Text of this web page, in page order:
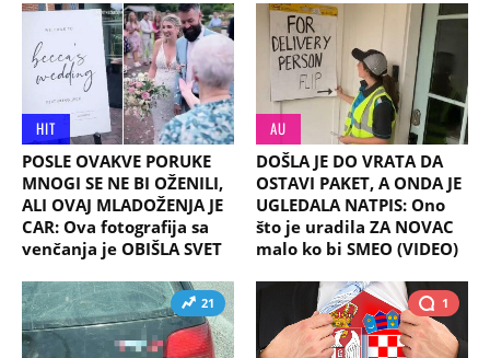
HIT
POSLE OVAKVE PORUKE
MNOGI SE NE BI OŽENILI,
ALI OVAJ MLADOŽENJA JE
CAR: Ova fotografija sa
venčanja je OBIŠLA SVET
AU
DOŠLA JE DO VRATA DA
OSTAVI PAKET, A ONDA JE
UGLEDALA NATPIS: Ono
što je uradila ZA NOVAC
malo ko bi SMEO (VIDEO)
21 1